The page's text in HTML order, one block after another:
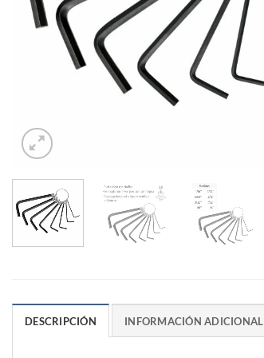
DESCRIPCIÓN INFORMACIÓN ADICIONAL